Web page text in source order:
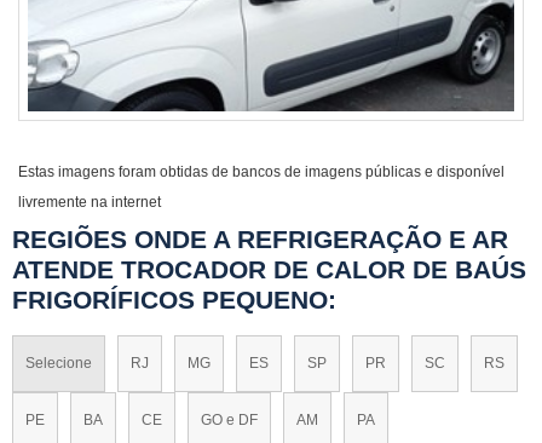
Estas imagens foram obtidas de bancos de imagens públicas e disponível
livremente na internet
REGIÕES ONDE A REFRIGERAÇÃO E AR
ATENDE TROCADOR DE CALOR DE BAÚS
FRIGORÍFICOS PEQUENO:
Selecione RJ MG ES SP PR SC RS
PE BA CE GO e DF AM PA